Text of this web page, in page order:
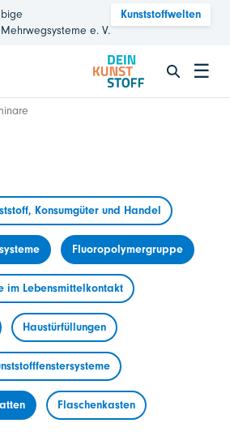
e. V.
Kunststoffwelten
☰
Konsumgüter und Handel
Fluoropolymergruppe
im Lebensmittelkontakt
Haustürfüllungen
Flaschenkasten